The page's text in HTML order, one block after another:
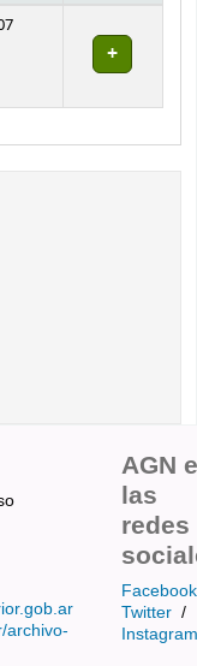
archivo-
AGN
las
redes
Facebook
Twitter /
Instagram